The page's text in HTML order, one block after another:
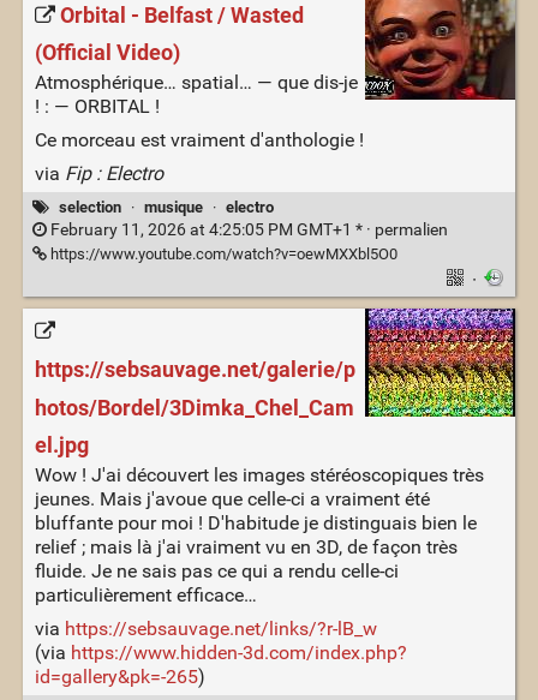
Orbital - Belfast / Wasted
(Official Video)
Atmosphérique… spatial… — que dis-je
! : — ORBITAL !
Ce morceau est vraiment d'anthologie !
via Fip : Electro
selection · musique · electro
February 11, 2026 at 4:25:05 PM GMT+1 * · permalien
https://www.youtube.com/watch?v=oewMXXbl5O0
·
https://sebsauvage.net/galerie/p
hotos/Bordel/3Dimka_Chel_Cam
el.jpg
Wow ! J'ai découvert les images stéréoscopiques très
jeunes. Mais j'avoue que celle-ci a vraiment été
bluffante pour moi ! D'habitude je distinguais bien le
relief ; mais là j'ai vraiment vu en 3D, de façon très
fluide. Je ne sais pas ce qui a rendu celle-ci
particulièrement efficace…
via https://sebsauvage.net/links/?r-lB_w
(via https://www.hidden-3d.com/index.php?
id=gallery&pk=-265)